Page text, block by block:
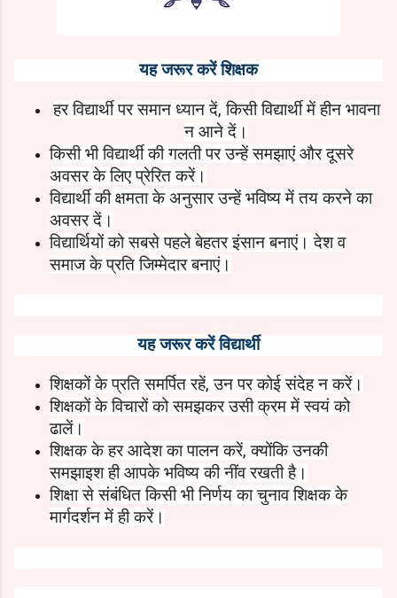
यह जरूर करें शिक्षक
हर विद्यार्थी पर समान ध्‍यान दें,किसी विद्यार्थी में हीन भावना
न आने दें।
किसी भी विद्यार्थी की गलती पर उन्‍हें समझाएं और दूसरे
अवसर के लिए प्रेरित करें।
विद्यार्थी की क्षमता के अनुसार उन्‍हें भविष्‍य में तय करने का
अवसर दें।
विद्यार्थियों को सबसे पहले बेहतर इंसान बनाएं। देश व
समाज के प्रति जिम्‍मेदार बनाएं।
यह जरूर करें विद्यार्थी
शिक्षकों के प्रति समर्पित रहें,उन पर कोई संदेह न करें।
शिक्षकों के विचारों को समझकर उसी क्रम में स्‍वयं को
ढालें।
शिक्षक के हर आदेश का पालन करें,क्‍योंकि उनकी
समझाइश ही आपके भविष्‍य की नींव रखती है।
शिक्षा से संबंधित किसी भी निर्णय का चुनाव शिक्षक के
मार्गदर्शन में ही करें।